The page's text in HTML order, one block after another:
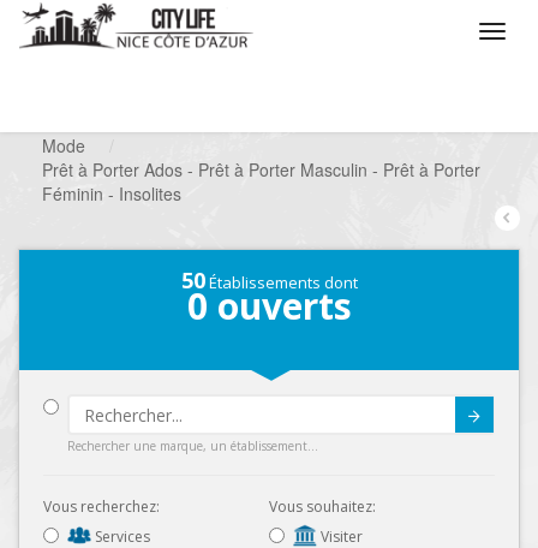
Mode
Prêt à Porter Ados - Prêt à Porter Masculin - Prêt à Porter
Féminin - Insolites
50Établissements dont
0 ouverts
Rechercher une marque, un établissement...
Vous recherchez:
Services
Vous souhaitez:
Visiter